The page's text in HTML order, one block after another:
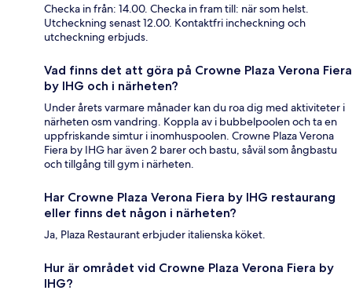
Checka in från: 14.00. Checka in fram till: när som helst.
Utcheckning senast 12.00. Kontaktfri incheckning och
utcheckning erbjuds.
Vad finns det att göra på Crowne Plaza Verona Fiera
by IHG och i närheten?
Under årets varmare månader kan du roa dig med aktiviteter i
närheten osm vandring. Koppla av i bubbelpoolen och ta en
uppfriskande simtur i inomhuspoolen. Crowne Plaza Verona
Fiera by IHG har även 2 barer och bastu, såväl som ångbastu
och tillgång till gym i närheten.
Har Crowne Plaza Verona Fiera by IHG restaurang
eller finns det någon i närheten?
Ja, Plaza Restaurant erbjuder italienska köket.
Hur är området vid Crowne Plaza Verona Fiera by
IHG?